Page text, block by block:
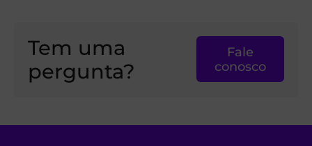
Tem uma
pergunta?
Fale
conosco